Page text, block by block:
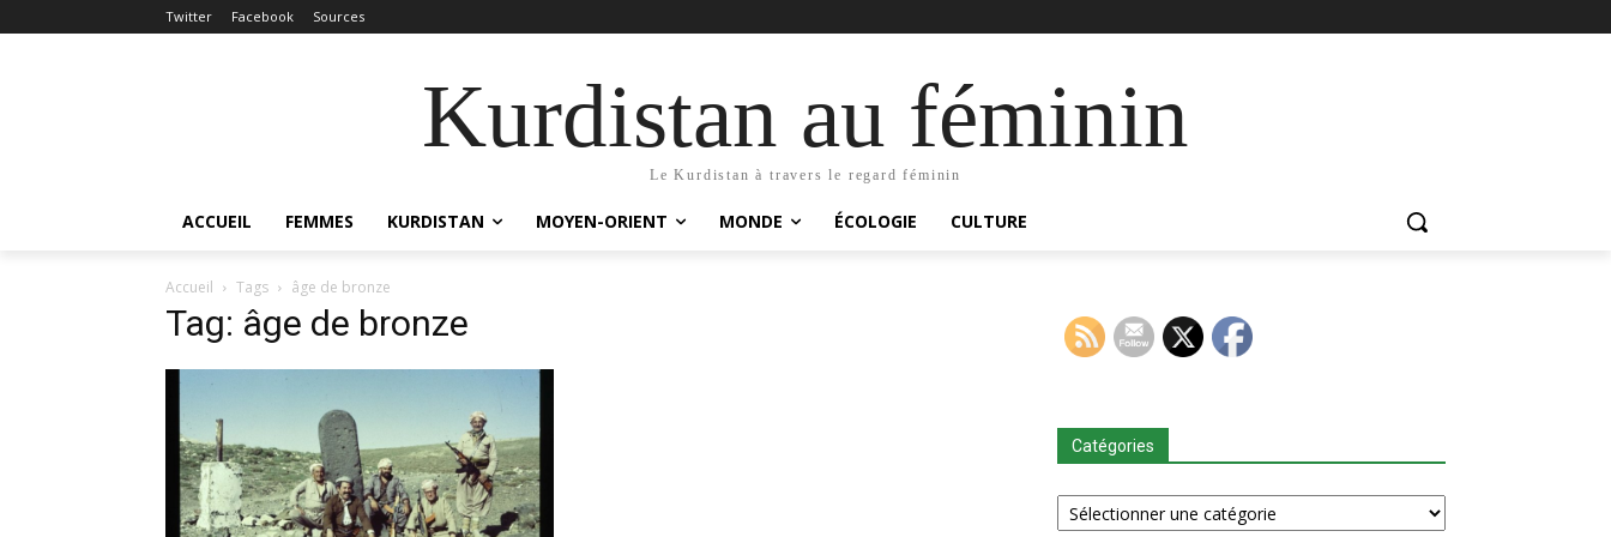
Twitter Facebook Sources
Kurdistan au féminin
Le Kurdistan à travers le regard féminin
ACCUEIL FEMMES KURDISTAN MOYEN-ORIENT MONDE ÉCOLOGIE CULTURE
Accueil Tags âge de bronze
Tag: âge de bronze
Catégories
Catégories